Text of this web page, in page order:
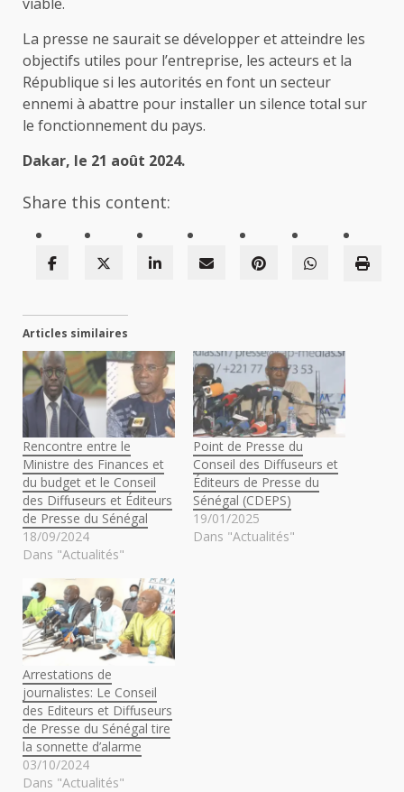
La presse ne saurait se développer et atteindre les
objectifs utiles pour l’entreprise, les acteurs et la
République si les autorités en font un secteur
ennemi à abattre pour installer un silence total sur
le fonctionnement du pays.
Dakar, le 21 août 2024.
Share this content:
Articles similaires
Rencontre entre le
Ministre des Finances et
du budget et le Conseil
des Diffuseurs et Éditeurs
de Presse du Sénégal
18/09/2024
Dans "Actualités"
Point de Presse du
Conseil des Diffuseurs et
Éditeurs de Presse du
Sénégal (CDEPS)
19/01/2025
Dans "Actualités"
Arrestations de
journalistes: Le Conseil
des Editeurs et Diffuseurs
de Presse du Sénégal tire
la sonnette d’alarme
03/10/2024
Dans "Actualités"